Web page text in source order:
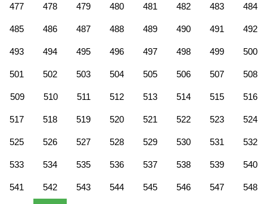
477 478 479 480 481 482 483 484
485 486 487 488 489 490 491 492
493 494 495 496 497 498 499 500
501 502 503 504 505 506 507 508
509 510 511 512 513 514 515 516
517 518 519 520 521 522 523 524
525 526 527 528 529 530 531 532
533 534 535 536 537 538 539 540
541 542 543 544 545 546 547 548